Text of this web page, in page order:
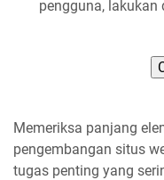
pengguna, lakukan
Memeriksa panjang
pengembangan situs
tugas penting yang